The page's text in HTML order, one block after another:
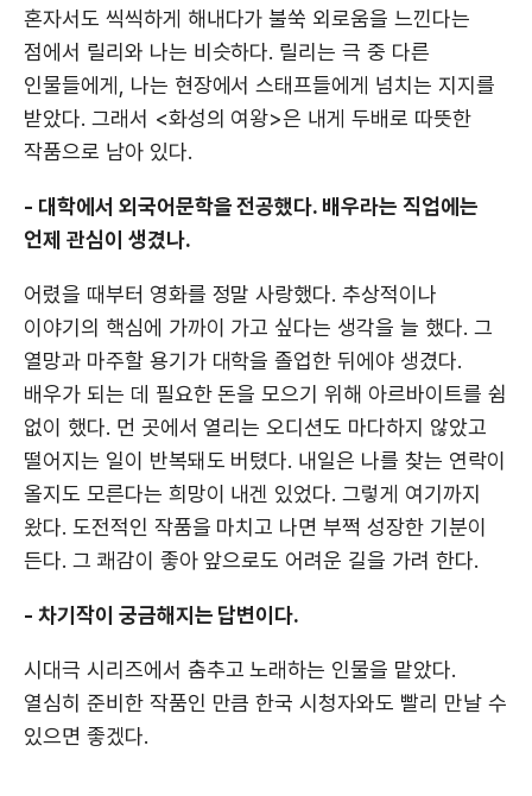
혼자서도 씩씩하게 해내다가 불쑥 외로움을 느낀다는
점에서 릴리와 나는 비슷하다. 릴리는 극 중 다른
인물들에게, 나는 현장에서 스태프들에게 넘치는 지지를
받았다. 그래서 <화성의 여왕>은 내게 두배로 따뜻한
작품으로 남아 있다.
- 대학에서 외국어문학을 전공했다. 배우라는 직업에는
언제 관심이 생겼나.
어렸을 때부터 영화를 정말 사랑했다. 추상적이나
이야기의 핵심에 가까이 가고 싶다는 생각을 늘 했다. 그
열망과 마주할 용기가 대학을 졸업한 뒤에야 생겼다.
배우가 되는 데 필요한 돈을 모으기 위해 아르바이트를 쉼
없이 했다. 먼 곳에서 열리는 오디션도 마다하지 않았고
떨어지는 일이 반복돼도 버텼다. 내일은 나를 찾는 연락이
올지도 모른다는 희망이 내겐 있었다. 그렇게 여기까지
왔다. 도전적인 작품을 마치고 나면 부쩍 성장한 기분이
든다. 그 쾌감이 좋아 앞으로도 어려운 길을 가려 한다.
- 차기작이 궁금해지는 답변이다.
시대극 시리즈에서 춤추고 노래하는 인물을 맡았다.
열심히 준비한 작품인 만큼 한국 시청자와도 빨리 만날 수
있으면 좋겠다.